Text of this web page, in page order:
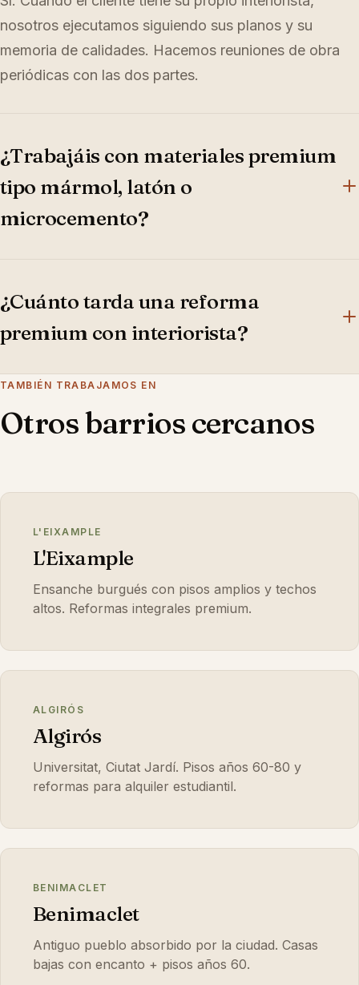
nosotros ejecutamos siguiendo sus planos y su
memoria de calidades. Hacemos reuniones de obra
periódicas con las dos partes.
¿Trabajáis con materiales premium
tipo mármol, latón o
microcemento?
latón cepillado, microcemento, oak y zellige. Te
¿Cuánto tarda una reforma
premium con interiorista?
Suma 2-3 semanas al plazo estándar por la
coordinación con el interiorista y el plazo de algunos
materiales especiales.
TAMBIÉN TRABAJAMOS EN
Otros barrios cercanos
L'EIXAMPLE
L'Eixample
Ensanche burgués con pisos amplios y techos
altos. Reformas integrales premium.
ALGIRÓS
Algirós
Universitat, Ciutat Jardí. Pisos años 60-80 y
reformas para alquiler estudiantil.
BENIMACLET
Benimaclet
Antiguo pueblo absorbido por la ciudad. Casas
bajas con encanto + pisos años 60.